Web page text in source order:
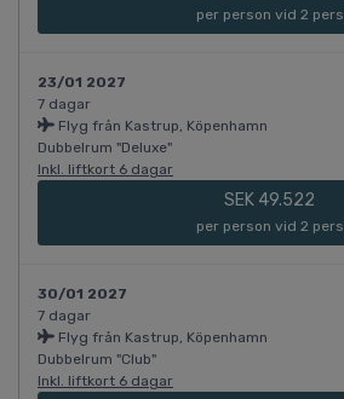
per person vid 2 pers.
23/01 2027
7 dagar
Flyg från Kastrup, Köpenhamn
Dubbelrum "Deluxe"
Inkl. liftkort 6 dagar
SEK 49.522
per person vid 2 pers.
30/01 2027
7 dagar
Flyg från Kastrup, Köpenhamn
Dubbelrum "Club"
Inkl. liftkort 6 dagar